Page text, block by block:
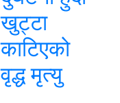
खुट्टा
काटिएको
वृद्ध मृत्यु